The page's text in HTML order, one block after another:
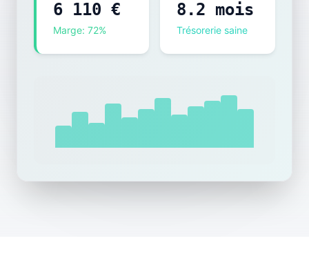
6 110 €
Marge: 72%
8.2 mois
Trésorerie saine